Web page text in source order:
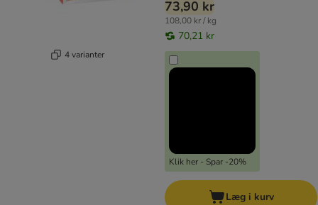
4 varianter
73,90 kr
108,00 kr / kg
70,21 kr
Klik her - Spar -20%
Læg i kurv